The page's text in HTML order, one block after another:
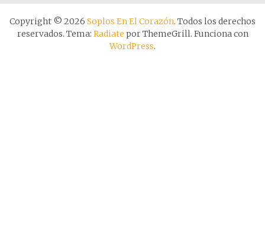
Copyright © 2026 Soplos En El Corazón. Todos los derechos
reservados. Tema: Radiate por ThemeGrill. Funciona con
WordPress.